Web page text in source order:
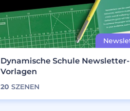
Dynamische Schule Newsletter-
Vorlagen
20 SZENEN